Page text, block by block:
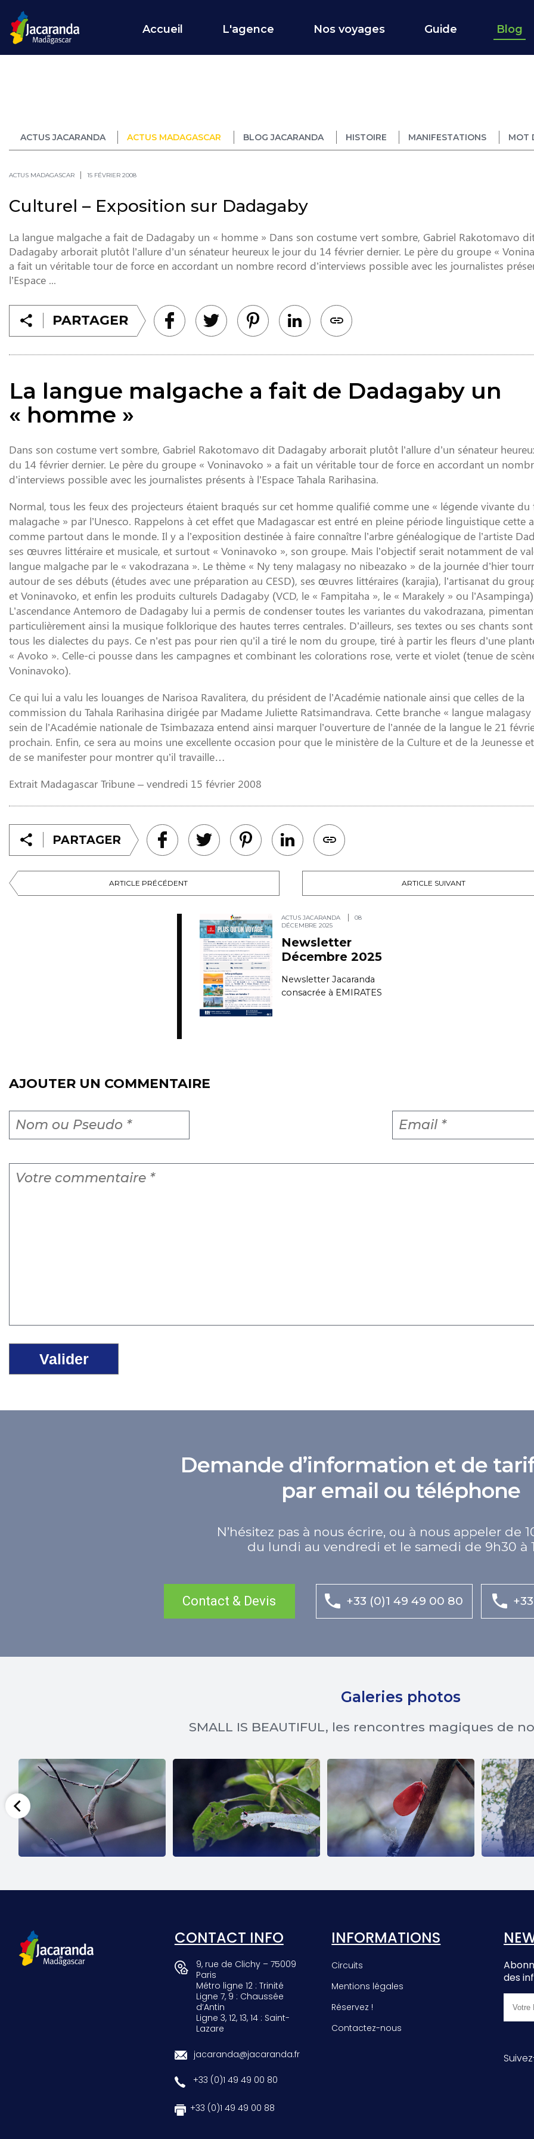
Accueil L'agence Nos voyages Guide Blog
ACTUS JACARANDA ACTUS MADAGASCAR BLOG JACARANDA HISTOIRE MANIFESTATIONS MOT
ACTUS MADAGASCAR 15 FÉVRIER 2008
Culturel – Exposition sur Dadagaby
La langue malgache a fait de Dadagaby un « homme » Dans son costume vert sombre, Gabriel Rakotomavo
Dadagaby arborait plutôt l’allure d’un sénateur heureux le jour du 14 février dernier. Le père du groupe «
a fait un véritable tour de force en accordant un nombre record d’interviews possible avec les journalistes
l’Espace ...
PARTAGER
ARTICLE PRÉCÉDENT ARTICLE SUIVANT
ACTUS JACARANDA
08
DÉCEMBRE 2025
Newsletter
Décembre 2025
Newsletter Jacaranda
consacrée à EMIRATES
La langue malgache a fait de Dadagaby un
« homme »
Dans son costume vert sombre, Gabriel Rakotomavo dit Dadagaby arborait plutôt l’allure d’un sénateur
du 14 février dernier. Le père du groupe « Voninavoko » a fait un véritable tour de force en accordant un
d’interviews possible avec les journalistes présents à l’Espace Tahala Rarihasina.
Normal, tous les feux des projecteurs étaient braqués sur cet homme qualifié comme une « légende vivante
malagache » par l’Unesco. Rappelons à cet effet que Madagascar est entré en pleine période linguistique cette
comme partout dans le monde. Il y a l’exposition destinée à faire connaître l’arbre généalogique de l’artiste
ses œuvres littéraire et musicale, et surtout « Voninavoko », son groupe. Mais l’objectif serait notamment de
langue malgache par le « vakodrazana ». Le thème « Ny teny malagasy no nibeazako » de la journée d’hier
autour de ses débuts (études avec une préparation au CESD), ses œuvres littéraires (karajia), l’artisanat du
et Voninavoko, et enfin les produits culturels Dadagaby (VCD, le « Fampitaha », le « Marakely » ou l’Asampinga).
L’ascendance Antemoro de Dadagaby lui a permis de condenser toutes les variantes du vakodrazana,
particulièrement ainsi la musique folklorique des hautes terres centrales. D’ailleurs, ses textes ou ses chants
tous les dialectes du pays. Ce n’est pas pour rien qu’il a tiré le nom du groupe, tiré à partir les fleurs d’une
« Avoko ». Celle-ci pousse dans les campagnes et combinant les colorations rose, verte et violet (tenue de
Voninavoko).
Ce qui lui a valu les louanges de Narisoa Ravalitera, du président de l’Académie nationale ainsi que celles de la
commission du Tahala Rarihasina dirigée par Madame Juliette Ratsimandrava. Cette branche « langue malagasy
sein de l’Académie nationale de Tsimbazaza entend ainsi marquer l’ouverture de l’année de la langue le 21
prochain. Enfin, ce sera au moins une excellente occasion pour que le ministère de la Culture et de la Jeunesse
de se manifester pour montrer qu’il travaille…
Extrait Madagascar Tribune – vendredi 15 février 2008
PARTAGER
AJOUTER UN COMMENTAIRE
Demande d’information et de
par email ou téléphone
N’hésitez pas à nous écrire, ou à nous appeler de
du lundi au vendredi et le samedi de 9h30 à
Contact & Devis +33 (0)1 49 49 00 80
Galeries photos
SMALL IS BEAUTIFUL, les rencontres magiques de
CONTACT INFO
9, rue de Clichy – 75009
Paris
Métro ligne 12 : Trinité
Ligne 7, 9 : Chaussée
d’Antin
Ligne 3, 12, 13, 14 : Saint-
Lazare
jacaranda@jacaranda.fr
+33 (0)1 49 49 00 80
+33 (0)1 49 49 00 88
INFORMATIONS
Circuits
Mentions légales
Réservez !
Contactez-nous
des